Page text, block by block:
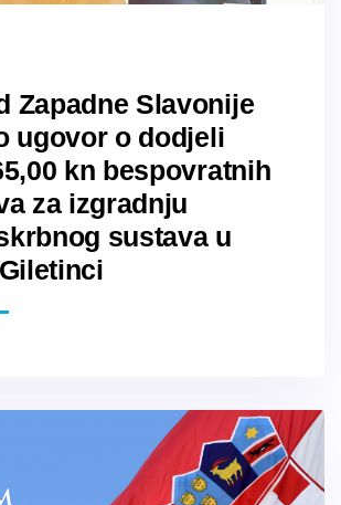
Zapadne Slavonije
ugovor o dodjeli
kn bespovratnih
za izgradnju
sustava u